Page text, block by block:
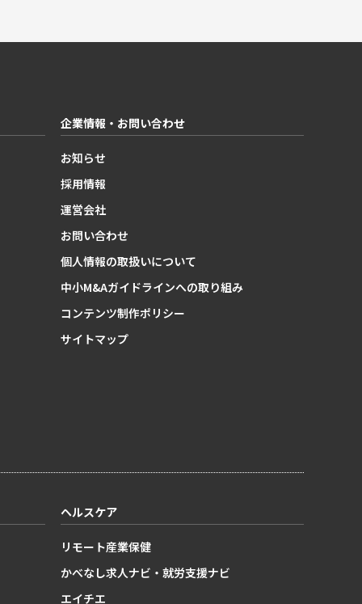
企業情報・お問い合わせ
お知らせ
採用情報
運営会社
お問い合わせ
個人情報の取扱いについて
中小M&Aガイドラインへの取り組み
コンテンツ制作ポリシー
サイトマップ
ヘルスケア
リモート産業保健
かべなし求人ナビ・就労支援ナビ
エイチエ